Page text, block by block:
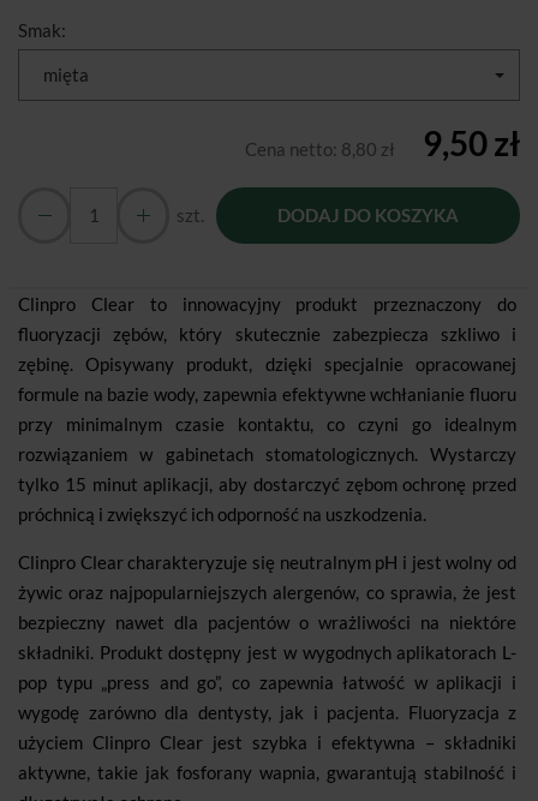
Smak:
mięta
Cena netto: 8,80 zł 9,50 zł
szt. DODAJ DO KOSZYKA
Clinpro Clear to innowacyjny produkt przeznaczony do
fluoryzacji zębów, który skutecznie zabezpiecza szkliwo i
zębinę. Opisywany produkt, dzięki specjalnie opracowanej
formule na bazie wody, zapewnia efektywne wchłanianie fluoru
przy minimalnym czasie kontaktu, co czyni go idealnym
rozwiązaniem w gabinetach stomatologicznych. Wystarczy
tylko 15 minut aplikacji, aby dostarczyć zębom ochronę przed
próchnicą i zwiększyć ich odporność na uszkodzenia.
Clinpro Clear charakteryzuje się neutralnym pH i jest wolny od
żywic oraz najpopularniejszych alergenów, co sprawia, że jest
bezpieczny nawet dla pacjentów o wrażliwości na niektóre
składniki. Produkt dostępny jest w wygodnych aplikatorach L-
pop typu „press and go”, co zapewnia łatwość w aplikacji i
wygodę zarówno dla dentysty, jak i pacjenta. Fluoryzacja z
użyciem Clinpro Clear jest szybka i efektywna – składniki
aktywne, takie jak fosforany wapnia, gwarantują stabilność i